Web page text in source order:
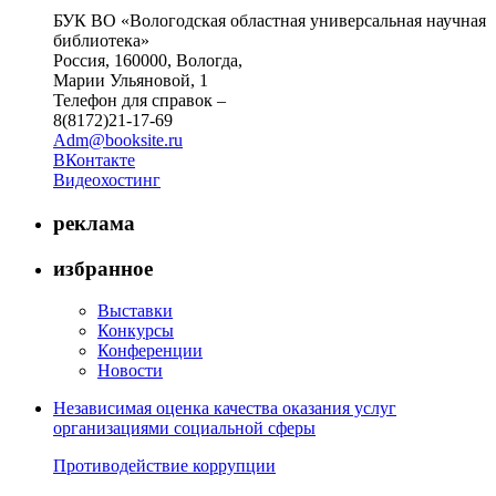
БУК ВО «Вологодская областная универсальная научная
библиотека»
Россия, 160000, Вологда,
Марии Ульяновой, 1
Телефон для справок –
8(8172)21-17-69
Adm@booksite.ru
ВКонтакте
Видеохостинг
реклама
избранное
Выставки
Конкурсы
Конференции
Новости
Независимая оценка качества оказания услуг
организациями социальной сферы
Противодействие коррупции